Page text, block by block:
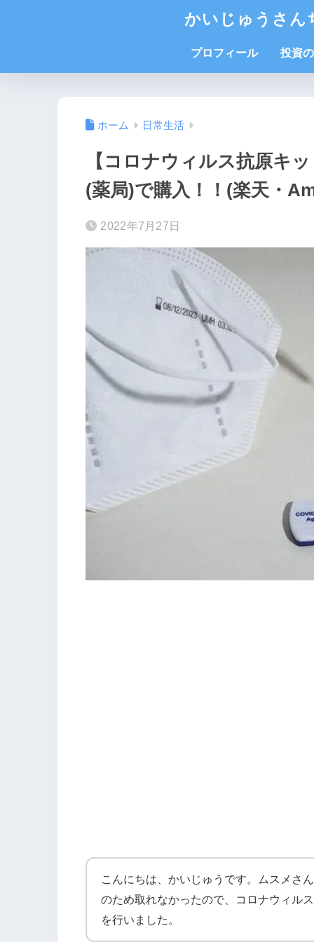
かいじゅうさん
プロフィール 投資
ホーム 日常生活
【コロナウィルス抗原キ
(薬局)で購入！！(楽天・
2022年7月27日
こんにちは、かいじゅうです。ムスメさ
のため取れなかったので、コロナウィル
を行いました。